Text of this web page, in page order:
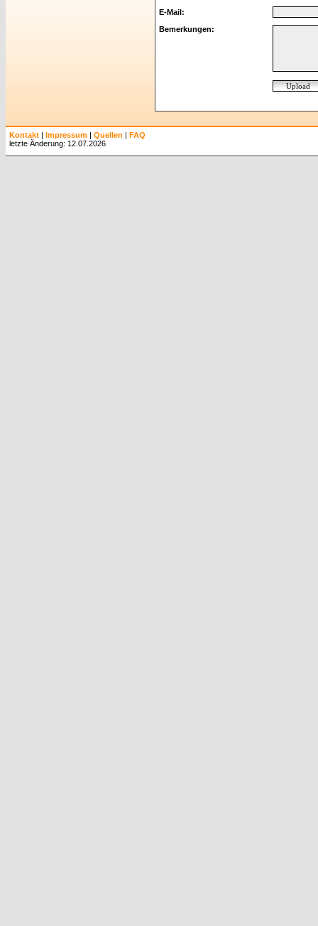
E-Mail:
Bemerkungen:
Kontakt | Impressum | Quellen | FAQ
letzte Änderung: 12.07.2026